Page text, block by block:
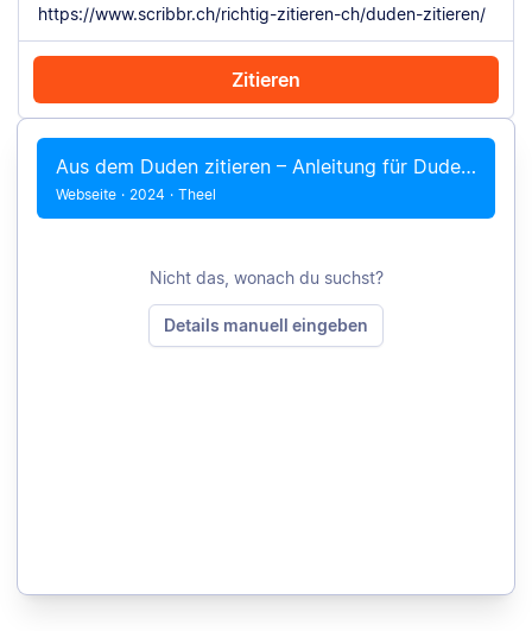
Zitieren
Mit Chrome zitieren Manuell zitieren
Aus dem Duden zitieren – Anleitung für Duden online und offline
Webseite · 2024 · Theel
Nicht das, wonach du suchst?
Details manuell eingeben